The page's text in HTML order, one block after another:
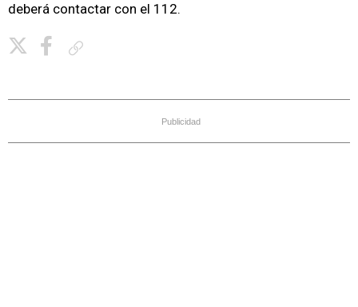
deberá contactar con el 112.
Publicidad